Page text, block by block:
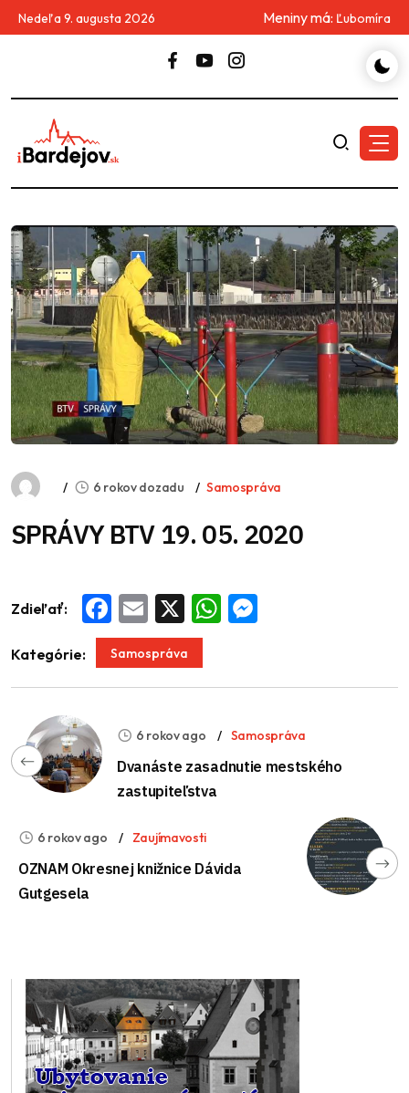
Nedeľa 9. augusta 2026 Meniny má: Ľubomíra
6 rokov dozadu Samospráva
SPRÁVY BTV 19. 05. 2020
Zdieľať: Facebook
Email WhatsApp
Kategórie: Samospráva
6 rokov ago Samospráva
Dvanáste zasadnutie mestského
zastupiteľstva
6 rokov ago Zaujímavosti
OZNAM Okresnej knižnice Dávida
Gutgesela